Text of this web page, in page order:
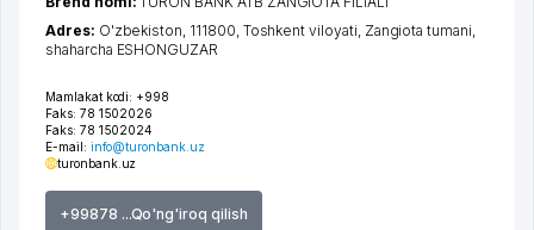
Mamlakat kodi: +998
Faks: 78 1502026
Faks: 78 1502024
E-mail: info@turonbank.uz
turonbank.uz
+99878 ...Qo'ng'iroq qilish
Adres: O'zbekiston, 111800, Toshkent viloyati, Zangiota tumani,
shaharcha ESHONGUZAR